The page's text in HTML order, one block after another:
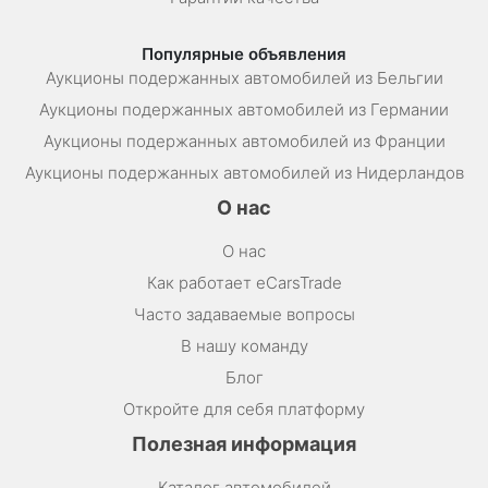
Популярные объявления
Аукционы подержанных автомобилей из Бельгии
Аукционы подержанных автомобилей из Германии
Аукционы подержанных автомобилей из Франции
Аукционы подержанных автомобилей из Нидерландов
О нас
О нас
Как работает eCarsTrade
Часто задаваемые вопросы
В нашу команду
Блог
Откройте для себя платформу
Полезная информация